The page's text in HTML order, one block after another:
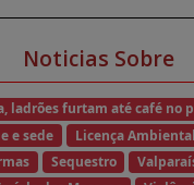
Noticias Sobre
ladrões furtam até café no
e sede Licença Ambiental
Sequestro